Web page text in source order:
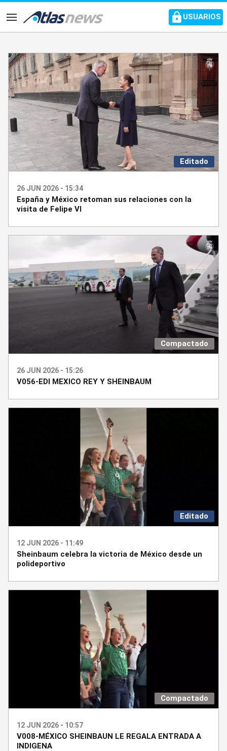
common.go-to-content
Navegación
USUARIOS
Editado
26 JUN 2026 - 15:34
España y México retoman sus relaciones con la
visita de Felipe VI
Compactado
26 JUN 2026 - 15:26
V056-EDI MEXICO REY Y SHEINBAUM
Editado
12 JUN 2026 - 11:49
Sheinbaum celebra la victoria de México desde un
polideportivo
Compactado
12 JUN 2026 - 10:57
V008-MÉXICO SHEINBAUN LE REGALA ENTRADA A
INDIGENA